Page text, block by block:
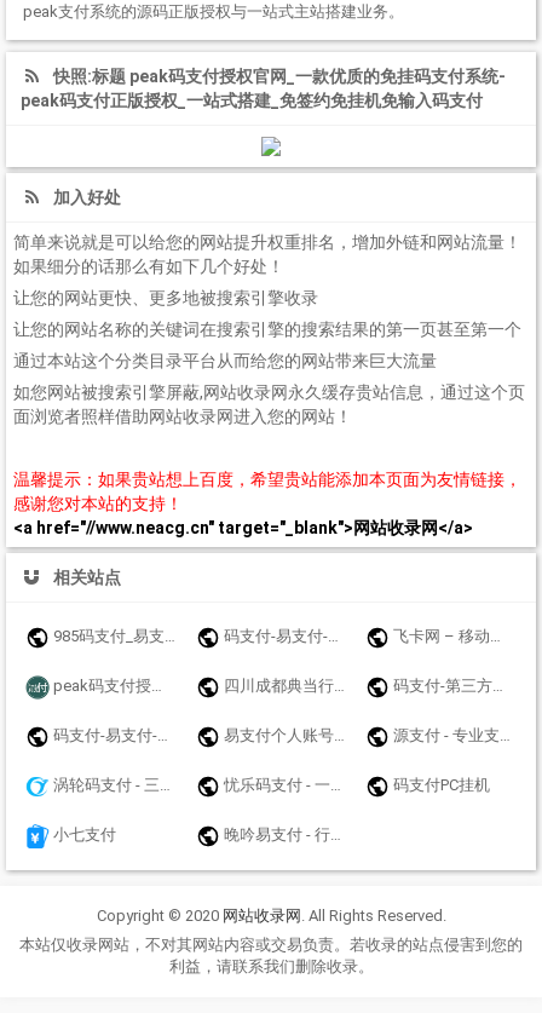
peak支付系统的源码正版授权与一站式主站搭建业务。
快照:标题 peak码支付授权官网_一款优质的免挂码支付系统-
peak码支付正版授权_一站式搭建_免签约免挂机免输入码支付
加入好处
简单来说就是可以给您的网站提升权重排名，增加外链和网站流量！
如果细分的话那么有如下几个好处！
让您的网站更快、更多地被搜索引擎收录
让您的网站名称的关键词在搜索引擎的搜索结果的第一页甚至第一个
通过本站这个分类目录平台从而给您的网站带来巨大流量
如您网站被搜索引擎屏蔽,网站收录网永久缓存贵站信息，通过这个页
面浏览者照样借助网站收录网进入您的网站！
温馨提示：如果贵站想上百度，希望贵站能添加本页面为友情链接，
感谢您对本站的支持！
<a href="//www.neacg.cn" target="_blank">网站收录网</a>
相关站点
985码支付_易支付_免挂码支付官网_即时到账聚合支付接口 码支付-易支付-源支付-聚合支付-我爱码支付 飞卡网 – 移动联通电信19元无限流量卡推荐_正规手机卡办理
peak码支付授权官网_一款优质的免挂码支付系统-peak码支付正版授权_一站式搭建_免签约免挂机免输入码支付 四川成都典当行公司|成都房产抵押典当|成都车辆质押典当|奢侈品手表黄金评估鉴定寄卖|大额短借垫资个人小额贷款联系方式：13548135501【官方网站】www.yicf.cn 码支付-第三方收款平台
码支付-易支付-源支付-聚合支付-爱码付-爱上扫码支付-码支付官网 易支付个人账号免签约支付api接口网站收款码实时通知工具码支付平台-猴支付 源支付 - 专业支付技术服务商 - 支付接口、三方支付接口、四方支付接口！
涡轮码支付 - 三网免挂稳定 忧乐码支付 - 一个专业的系统平台开发商,值得一试 码支付PC挂机
小七支付 晚吟易支付 - 行业领先的免签约支付平台
Copyright © 2020 网站收录网 . All Rights Reserved.
本站仅收录网站，不对其网站内容或交易负责。若收录的站点侵害到您的
利益，请联系我们删除收录。